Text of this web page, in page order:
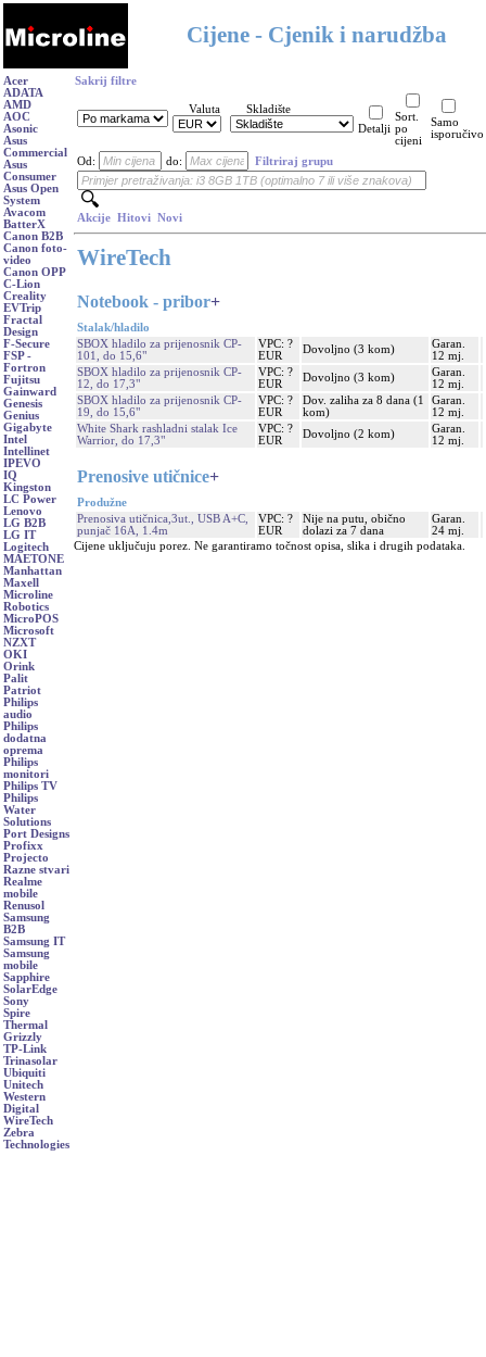
Cijene - Cjenik i narudžba
Acer
ADATA
AMD
AOC
Asonic
Asus
Commercial
Asus
Consumer
Asus Open
System
Avacom
BatterX
Canon B2B
Canon foto-
video
Canon OPP
C-Lion
Creality
EVTrip
Fractal
Design
F-Secure
FSP -
Fortron
Fujitsu
Gainward
Genesis
Genius
Gigabyte
Intel
Intellinet
IPEVO
IQ
Kingston
LC Power
Lenovo
LG B2B
LG IT
Logitech
MAETONE
Manhattan
Maxell
Microline
Robotics
MicroPOS
Microsoft
NZXT
OKI
Orink
Palit
Patriot
Philips
audio
Philips
dodatna
oprema
Philips
monitori
Philips TV
Philips
Water
Solutions
Port Designs
Profixx
Projecto
Razne stvari
Realme
mobile
Renusol
Samsung
B2B
Samsung IT
Samsung
mobile
Sapphire
SolarEdge
Sony
Spire
Thermal
Grizzly
TP-Link
Trinasolar
Ubiquiti
Unitech
Western
Digital
WireTech
Zebra
Technologies
Sakrij filtre
Valuta
Skladište
Detalji
Sort.
po
cijeni
Samo
isporučivo
Od: do: Filtriraj grupu
Akcije Hitovi Novi
WireTech
Notebook - pribor+
Stalak/hladilo
SBOX hladilo za prijenosnik CP-
101, do 15,6"
VPC: ?
EUR
Dovoljno (3 kom)
Garan.
12 mj.
SBOX hladilo za prijenosnik CP-
12, do 17,3"
VPC: ?
EUR
Dovoljno (3 kom)
Garan.
12 mj.
SBOX hladilo za prijenosnik CP-
19, do 15,6"
VPC: ?
EUR
Dov. zaliha za 8 dana (1
kom)
Garan.
12 mj.
White Shark rashladni stalak Ice
Warrior, do 17,3"
VPC: ?
EUR
Dovoljno (2 kom)
Garan.
12 mj.
Prenosive utičnice+
Produžne
Prenosiva utičnica,3ut., USB A+C,
punjač 16A, 1.4m
VPC: ?
EUR
Nije na putu, obično
dolazi za 7 dana
Garan.
24 mj.
Cijene uključuju porez. Ne garantiramo točnost opisa, slika i drugih podataka.